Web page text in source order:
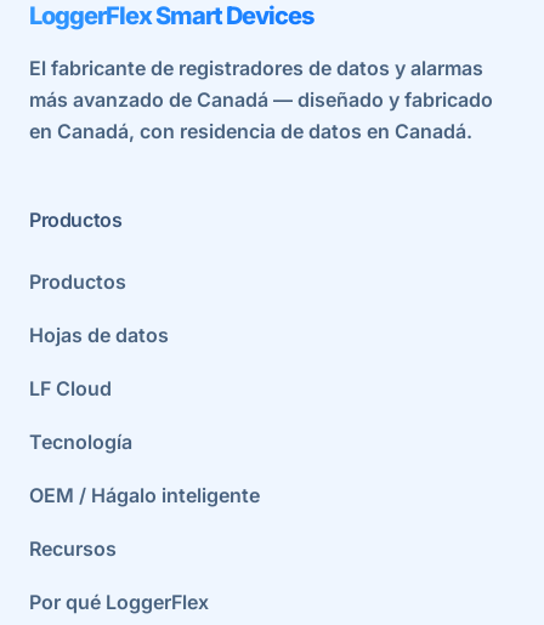
LoggerFlex Smart Devices
El fabricante de registradores de datos y alarmas
más avanzado de Canadá — diseñado y fabricado
en Canadá, con residencia de datos en Canadá.
Productos
Productos
Hojas de datos
LF Cloud
Tecnología
OEM / Hágalo inteligente
Recursos
Por qué LoggerFlex